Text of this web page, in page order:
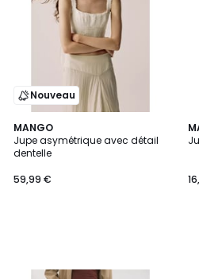
Nouveau
MANGO
Jupe asymétrique avec détail
dentelle
59,99 €